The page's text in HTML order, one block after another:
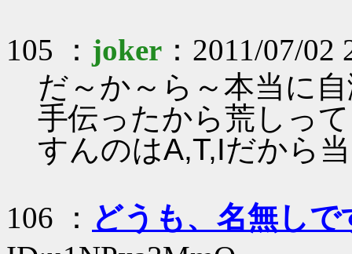
105 ： joker ：2011/07/
だ～か～ら～本当に
手伝ったから荒しっ
すんのはA,T,Iだから
106 ： どうも、名無しで